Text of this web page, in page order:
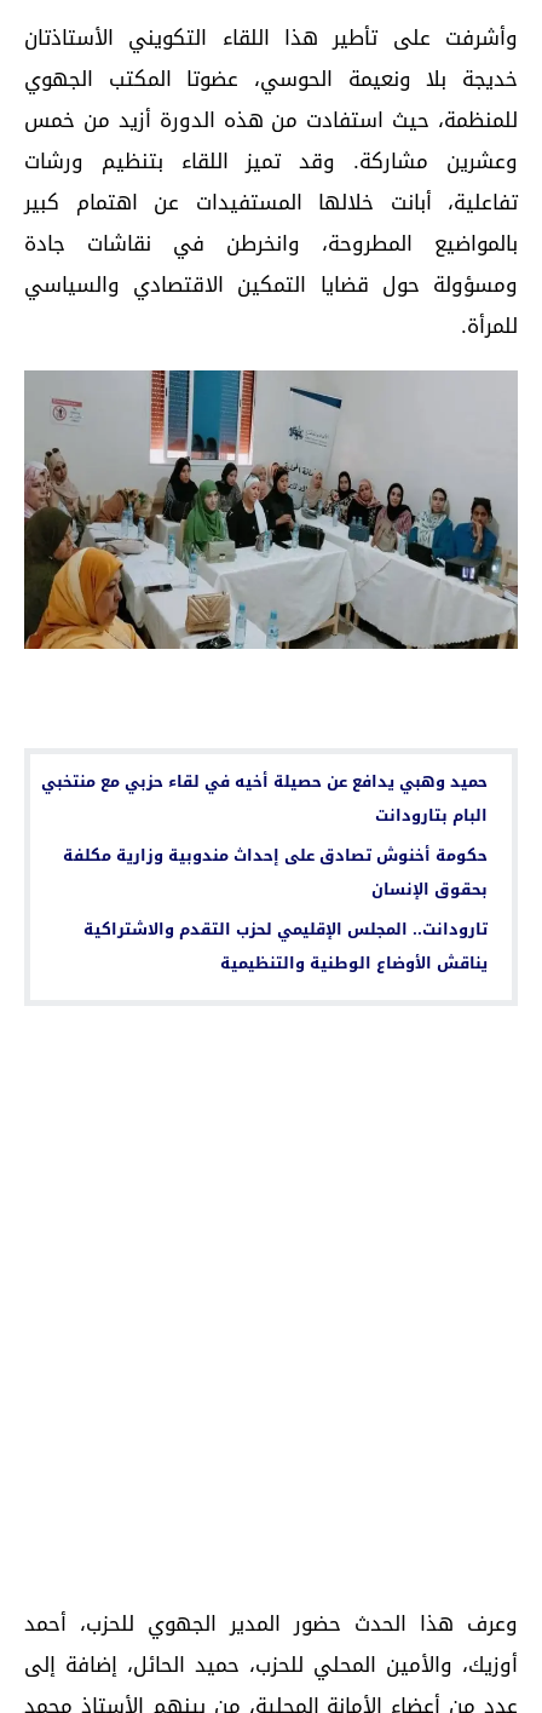
وأشرفت على تأطير هذا اللقاء التكويني الأستاذتان
خديجة بلا ونعيمة الحوسي، عضوتا المكتب الجهوي
للمنظمة، حيث استفادت من هذه الدورة أزيد من خمس
وعشرين مشاركة. وقد تميز اللقاء بتنظيم ورشات
تفاعلية، أبانت خلالها المستفيدات عن اهتمام كبير
بالمواضيع المطروحة، وانخرطن في نقاشات جادة
ومسؤولة حول قضايا التمكين الاقتصادي والسياسي
للمرأة.
حميد وهبي يدافع عن حصيلة أخيه في لقاء حزبي مع منتخبي
البام بتارودانت
حكومة أخنوش تصادق على إحداث مندوبية وزارية مكلفة
بحقوق الإنسان
تارودانت.. المجلس الإقليمي لحزب التقدم والاشتراكية
يناقش الأوضاع الوطنية والتنظيمية
وعرف هذا الحدث حضور المدير الجهوي للحزب، أحمد
أوزيك، والأمين المحلي للحزب، حميد الحائل، إضافة إلى